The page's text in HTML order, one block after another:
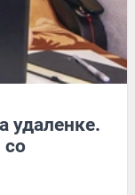
удаленке.
со